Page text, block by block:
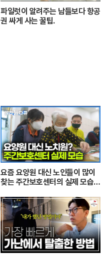
파일럿이 알려주는 남들보다 항공
권 싸게 사는 꿀팁.
요즘 요양원 대신 노인들이 많이
찾는 주간보호센터의 실제 모습
양보호사의 하루┃주간보호센터
24시┃PD로그┃#골라듄다큐